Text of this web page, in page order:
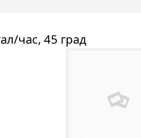
час, 45 град